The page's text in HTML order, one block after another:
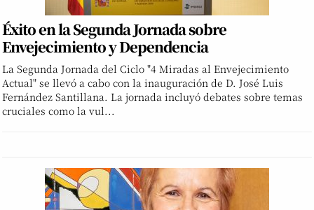
Éxito en la Segunda Jornada sobre
Envejecimiento y Dependencia
La Segunda Jornada del Ciclo "4 Miradas al Envejecimiento
Actual" se llevó a cabo con la inauguración de D. José Luis
Fernández Santillana. La jornada incluyó debates sobre temas
cruciales como la vul...